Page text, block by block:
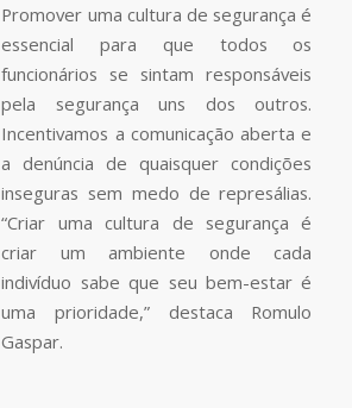
Promover uma cultura de segurança é
essencial para que todos os
funcionários se sintam responsáveis
pela segurança uns dos outros.
Incentivamos a comunicação aberta e
a denúncia de quaisquer condições
inseguras sem medo de represálias.
“Criar uma cultura de segurança é
criar um ambiente onde cada
indivíduo sabe que seu bem-estar é
uma prioridade,” destaca Romulo
Gaspar.